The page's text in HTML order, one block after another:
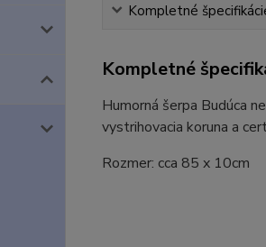
Kompletné
Kompletné
Humorná šerpa Budúca
vystrihovacia koruna a
Rozmer: cca 85 x 10cm